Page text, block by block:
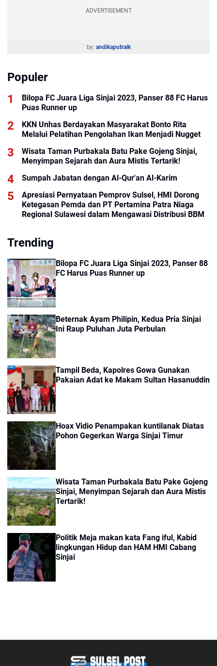
ADVERTISEMENT
by: andikaputralk
Populer
Bilopa FC Juara Liga Sinjai 2023, Panser 88 FC Harus
Puas Runner up
KKN Unhas Berdayakan Masyarakat Bonto Rita
Melalui Pelatihan Pengolahan Ikan Menjadi Nugget
Wisata Taman Purbakala Batu Pake Gojeng Sinjai,
Menyimpan Sejarah dan Aura Mistis Tertarik!
Sumpah Jabatan dengan Al-Qur'an Al-Karim
Apresiasi Pernyataan Pemprov Sulsel, HMI Dorong
Ketegasan Pemda dan PT Pertamina Patra Niaga
Regional Sulawesi dalam Mengawasi Distribusi BBM
Trending
Bilopa FC Juara Liga Sinjai 2023, Panser 88
FC Harus Puas Runner up
Beternak Ayam Philipin, Kedua Pria Sinjai
Ini Raup Puluhan Juta Perbulan
Tampil Beda, Kapolres Gowa Gunakan
Pakaian Adat ke Makam Sultan Hasanuddin
Hoax Vidio Penampakan kuntilanak Diatas
Pohon Gegerkan Warga Sinjai Timur
Wisata Taman Purbakala Batu Pake Gojeng
Sinjai, Menyimpan Sejarah dan Aura Mistis
Tertarik!
Politik Meja makan kata Fang iful, Kabid
lingkungan Hidup dan HAM HMI Cabang
Sinjai